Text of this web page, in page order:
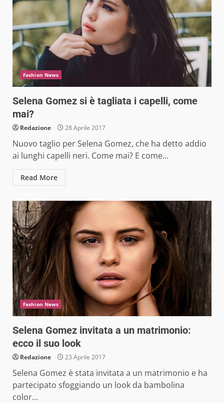
Fashion News
Selena Gomez si è tagliata i capelli, come
mai?
Redazione 28 Aprile 2017
Nuovo taglio per Selena Gomez, che ha detto addio
ai lunghi capelli neri. Come mai? E come...
Read More
Fashion News
Selena Gomez invitata a un matrimonio:
ecco il suo look
Redazione 23 Aprile 2017
Selena Gomez è stata invitata a un matrimonio e ha
partecipato sfoggiando un look da bambolina
color...